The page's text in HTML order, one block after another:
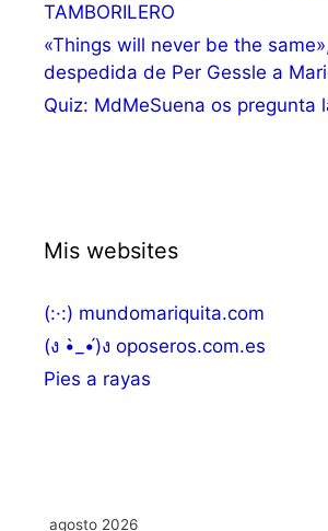
TAMBORILERO
«Things will never be the
despedida de Per Gessle a
Quiz: MdMeSuena os pregunta
Mis websites
(:·:) mundomariquita.com
(ง •̀_•́)ง oposeros.com.es
Pies a rayas
agosto 2026